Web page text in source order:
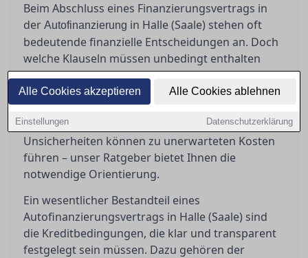
Alle Cookies akzeptieren Alle Cookies ablehnen
Einstellungen Datenschutzerklärung
Beim Abschluss eines Finanzierungsvertrags in
der Autofinanzierung in Halle (Saale) stehen oft
bedeutende finanzielle Entscheidungen an. Doch
welche Klauseln müssen unbedingt enthalten
sein, um rechtlich abgesichert zu sein? Viele
Verbraucher sind unsicher, was
Vorfälligkeitsentschädigungen bedeuten oder
wann ein Widerruf möglich ist. Diese
Unsicherheiten können zu unerwarteten Kosten
führen – unser Ratgeber bietet Ihnen die
notwendige Orientierung.
Ein wesentlicher Bestandteil eines
Autofinanzierungsvertrags in Halle (Saale) sind
die Kreditbedingungen, die klar und transparent
festgelegt sein müssen. Dazu gehören der